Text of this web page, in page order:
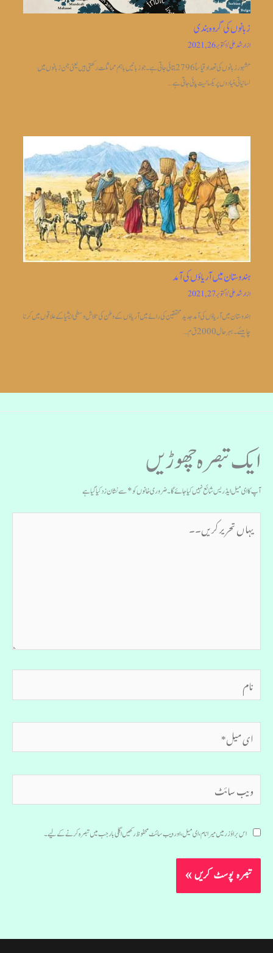
زبانوں کی گروہ بندی
ازارشد علی/اکتوبر 26, 2021
مشہور زبانوں کی تعداد قیاساً2796 بتائی جاتی ہے ۔جو زبانیں باہم مماثلت رکھتی ہیں یعنی جن زبانوں میں
لسانیاتی بنیادوں پر یکسانیت پائی جاتی ہے…
ہندوستان میں آریاؤں کی آمد
ازارشد علی/اکتوبر 27, 2021
ہندوستان میں آریاؤں کی آمد جدیدمحققین کی رائے میں آریاؤں کے وطن کی تلاش وسطی ایشیا کے علاقوں میں کرنا
چاہیئے۔بہر حال 2000 ق م…
ایک تبصرہ چھوڑیں
آپ کا ای میل ایڈریس شائع نہیں کیا جائے گا۔ضروری خانوں کو*سے نشان زد کیا گیا ہے
تحریر
میل*
سائٹ
اس براؤزر میں میرا نام، ای میل، اور ویب سائٹ محفوظ رکھیں اگلی بار جب میں تبصرہ کرنے کےلیے۔